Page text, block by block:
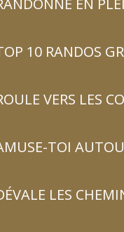
EN
10 RANDOS
VERS LES
TOI
LES
les bulles"